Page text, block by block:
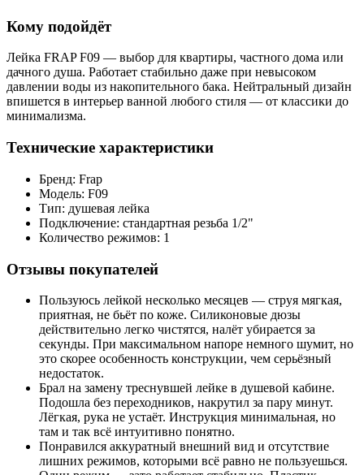
Кому подойдёт
Лейка FRAP F09 — выбор для квартиры, частного дома или
дачного душа. Работает стабильно даже при невысоком
давлении воды из накопительного бака. Нейтральный дизайн
впишется в интерьер ванной любого стиля — от классики до
минимализма.
Технические характеристики
Бренд: Frap
Модель: F09
Тип: душевая лейка
Подключение: стандартная резьба 1/2"
Количество режимов: 1
Отзывы покупателей
Пользуюсь лейкой несколько месяцев — струя мягкая,
приятная, не бьёт по коже. Силиконовые дюзы
действительно легко чистятся, налёт убирается за
секунды. При максимальном напоре немного шумит, но
это скорее особенность конструкции, чем серьёзный
недостаток.
Брал на замену треснувшей лейке в душевой кабине.
Подошла без переходников, накрутил за пару минут.
Лёгкая, рука не устаёт. Инструкция минимальная, но
там и так всё интуитивно понятно.
Понравился аккуратный внешний вид и отсутствие
лишних режимов, которыми всё равно не пользуешься.